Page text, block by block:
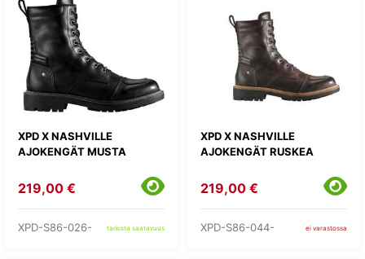
XPD X NASHVILLE
AJOKENGÄT MUSTA
219,00 €
XPD-S86-026- tarkista saatavuus
XPD X NASHVILLE
AJOKENGÄT RUSKEA
219,00 €
XPD-S86-044- ei varastossa